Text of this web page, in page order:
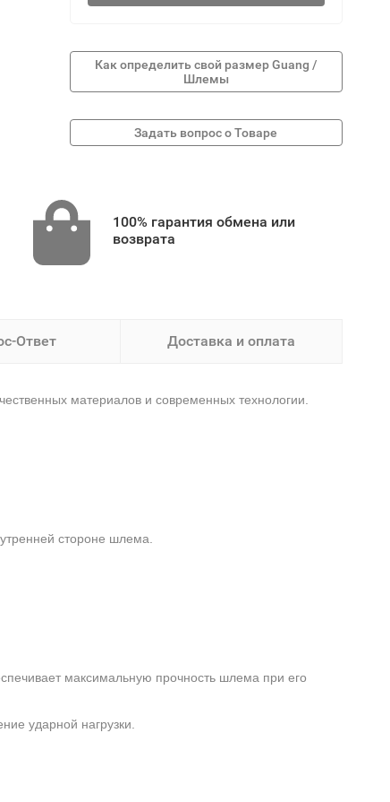
Как определить свой размер Guang /
Шлемы
100% гарантия обмена или
возврата
Ответ Доставка и оплата
материалов и современных технологии.
стороне шлема.
максимальную прочность шлема при его
ударной нагрузки.